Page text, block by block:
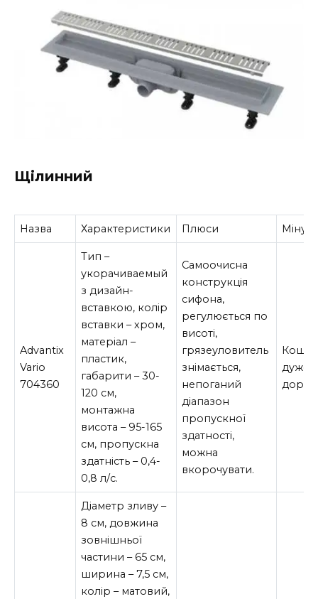
Щілинний
Назва Характеристики Плюси
Advantix
Vario
704360
Тип –
укорачиваемый
з дизайн-
вставкою, колір
вставки – хром,
матеріал –
пластик,
габарити – 30-
120 см,
монтажна
висота – 95-165
см, пропускна
здатність – 0,4-
0,8 л/с.
Самоочисна
конструкція
сифона,
регулюється по
висоті,
грязеуловитель
знімається,
непоганий
діапазон
пропускної
здатності,
можна
вкорочувати.
дуже
Діаметр зливу –
8 см, довжина
зовнішньої
частини – 65 см,
ширина – 7,5 см,
колір – матовий,